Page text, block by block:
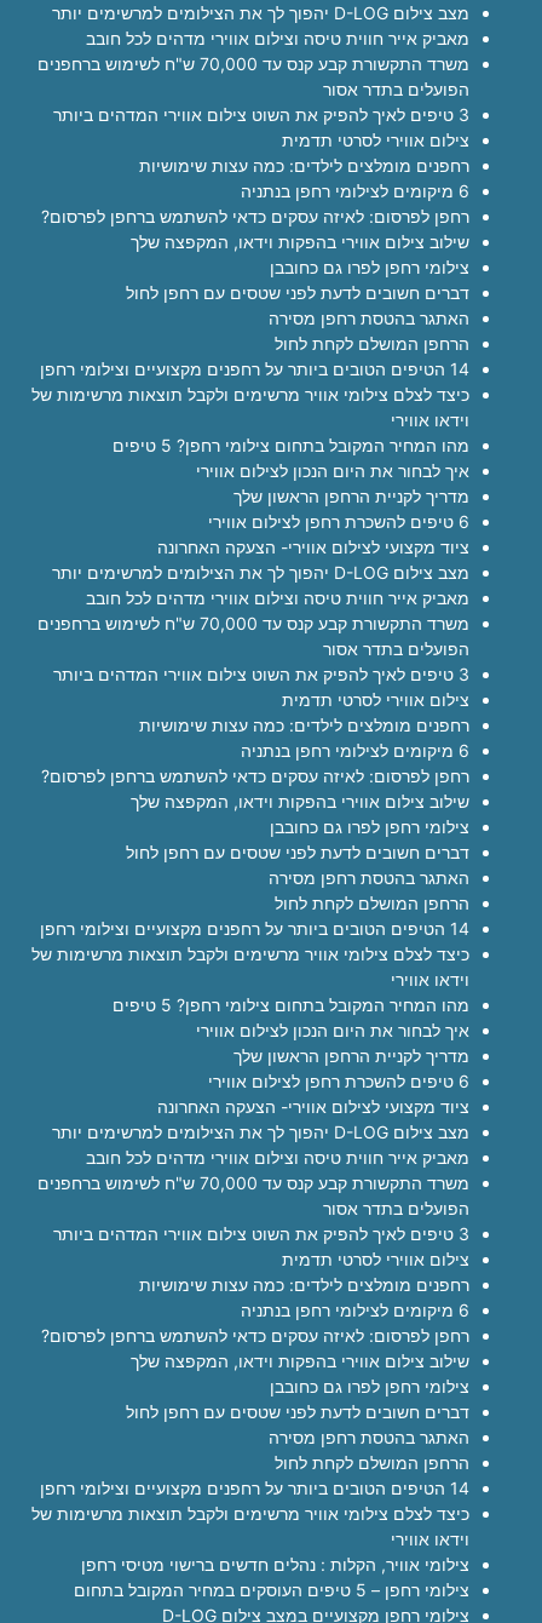
מצב צילום D-LOG יהפוך לך את הצילומים למרשימים יותר
מאביק אייר חווית טיסה וצילום אווירי מדהים לכל חובב
משרד התקשורת קבע קנס עד 70,000 ש"ח לשימוש ברחפנים
הפועלים בתדר אסור
3 טיפים לאיך להפיק את השוט צילום אווירי המדהים ביותר
צילום אווירי לסרטי תדמית
רחפנים מומלצים לילדים: כמה עצות שימושיות
6 מיקומים לצילומי רחפן בנתניה
רחפן לפרסום: לאיזה עסקים כדאי להשתמש ברחפן לפרסום?
שילוב צילום אווירי בהפקות וידאו, המקפצה שלך
צילומי רחפן לפרו גם כחובבן
דברים חשובים לדעת לפני שטסים עם רחפן לחול
האתגר בהטסת רחפן מסירה
הרחפן המושלם לקחת לחול
14 הטיפים הטובים ביותר על רחפנים מקצועיים וצילומי רחפן
כיצד לצלם צילומי אוויר מרשימים ולקבל תוצאות מרשימות של
וידאו אווירי
מהו המחיר המקובל בתחום צילומי רחפן? 5 טיפים
איך לבחור את היום הנכון לצילום אווירי
מדריך לקניית הרחפן הראשון שלך
6 טיפים להשכרת רחפן לצילום אווירי
ציוד מקצועי לצילום אווירי- הצעקה האחרונה
מצב צילום D-LOG יהפוך לך את הצילומים למרשימים יותר
מאביק אייר חווית טיסה וצילום אווירי מדהים לכל חובב
משרד התקשורת קבע קנס עד 70,000 ש"ח לשימוש ברחפנים
הפועלים בתדר אסור
3 טיפים לאיך להפיק את השוט צילום אווירי המדהים ביותר
צילום אווירי לסרטי תדמית
רחפנים מומלצים לילדים: כמה עצות שימושיות
6 מיקומים לצילומי רחפן בנתניה
רחפן לפרסום: לאיזה עסקים כדאי להשתמש ברחפן לפרסום?
שילוב צילום אווירי בהפקות וידאו, המקפצה שלך
צילומי רחפן לפרו גם כחובבן
דברים חשובים לדעת לפני שטסים עם רחפן לחול
האתגר בהטסת רחפן מסירה
הרחפן המושלם לקחת לחול
14 הטיפים הטובים ביותר על רחפנים מקצועיים וצילומי רחפן
כיצד לצלם צילומי אוויר מרשימים ולקבל תוצאות מרשימות של
וידאו אווירי
מהו המחיר המקובל בתחום צילומי רחפן? 5 טיפים
איך לבחור את היום הנכון לצילום אווירי
מדריך לקניית הרחפן הראשון שלך
6 טיפים להשכרת רחפן לצילום אווירי
ציוד מקצועי לצילום אווירי- הצעקה האחרונה
מצב צילום D-LOG יהפוך לך את הצילומים למרשימים יותר
מאביק אייר חווית טיסה וצילום אווירי מדהים לכל חובב
משרד התקשורת קבע קנס עד 70,000 ש"ח לשימוש ברחפנים
הפועלים בתדר אסור
3 טיפים לאיך להפיק את השוט צילום אווירי המדהים ביותר
צילום אווירי לסרטי תדמית
רחפנים מומלצים לילדים: כמה עצות שימושיות
6 מיקומים לצילומי רחפן בנתניה
רחפן לפרסום: לאיזה עסקים כדאי להשתמש ברחפן לפרסום?
שילוב צילום אווירי בהפקות וידאו, המקפצה שלך
צילומי רחפן לפרו גם כחובבן
דברים חשובים לדעת לפני שטסים עם רחפן לחול
האתגר בהטסת רחפן מסירה
הרחפן המושלם לקחת לחול
14 הטיפים הטובים ביותר על רחפנים מקצועיים וצילומי רחפן
כיצד לצלם צילומי אוויר מרשימים ולקבל תוצאות מרשימות של
וידאו אווירי
צילומי אוויר, הקלות : נהלים חדשים ברישוי מטיסי רחפן
צילומי רחפן – 5 טיפים העוסקים במחיר המקובל בתחום
צילומי רחפן מקצועיים במצב צילום D-LOG